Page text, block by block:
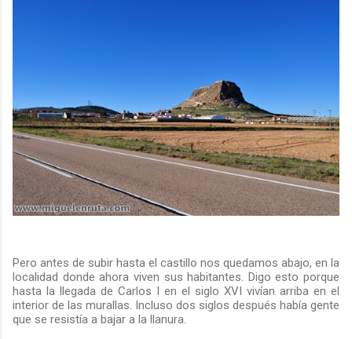
Pero antes de subir hasta el castillo nos quedamos abajo, en la
localidad donde ahora viven sus habitantes. Digo esto porque
hasta la llegada de Carlos I en el siglo XVI vivían arriba en el
interior de las murallas. Incluso dos siglos después había gente
que se resistía a bajar a la llanura.